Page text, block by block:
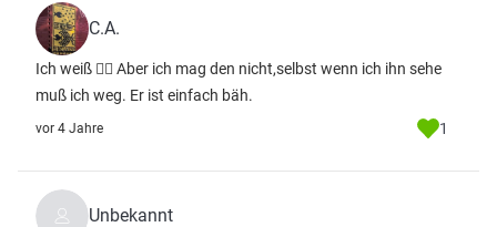
C.A.
Ich weiß 🤷‍♀️ Aber ich mag den nicht,selbst wenn ich ihn sehe
muß ich weg. Er ist einfach bäh.
vor 4 Jahre 1
Unbekannt